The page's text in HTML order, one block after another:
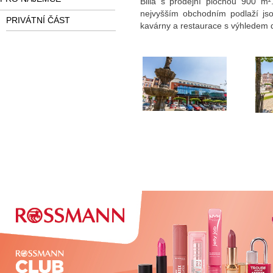
PRIVÁTNÍ ČÁST
nejvyšším obchodním podlaží
kavárny a restaurace s výhledem